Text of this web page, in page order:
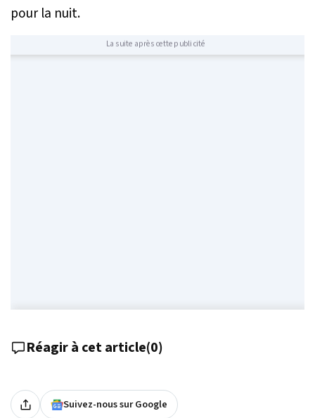
pour la nuit.
La suite après cette publicité
Réagir à cet article(0)
Suivez-nous sur Google